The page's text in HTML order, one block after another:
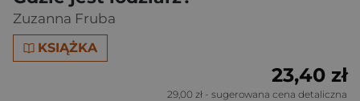
Zuzanna Fruba
KSIĄŻKA
23,40 zł
29,00 zł - sugerowana cena detaliczna